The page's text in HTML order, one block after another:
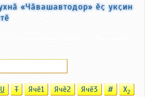
«Чӑвашавтодор» ӗҫ укҫин
U T Ячӗ1 Ячӗ2 Ячӗ3 # X2